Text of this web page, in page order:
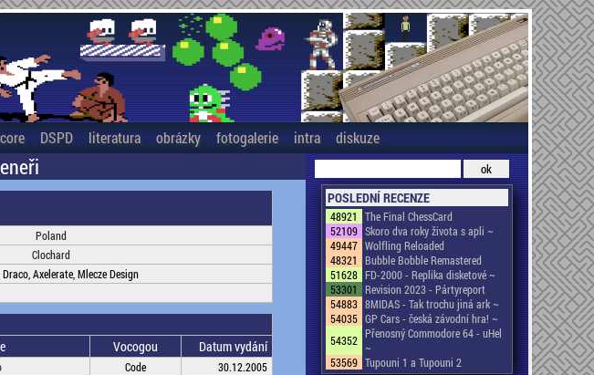
DSPD literatura obrázky fotogalerie intra diskuze
Poland
Clochard
Axelerate, Mlecze Design
Vocogou Datum vydání
Code
30.12.2005
POSLEDNÍ RECENZE
48921
The Final ChessCard
52109 Skoro dva roky života s apli ~
49447 Wolfling Reloaded
48321
Bubble Bobble Remastered
51628 FD-2000 - Replika disketové ~
53301
Revision 2023 - Pártyreport
54883 8MIDAS - Tak trochu jiná ark ~
54035 GP Cars - česká závodní hra! ~
54352 Přenosný Commodore 64 - uHel
~
53569 Tupouni 1 a Tupouni 2